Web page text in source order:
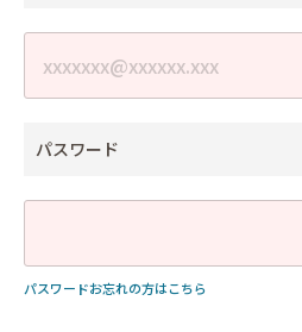
パスワード
パスワードお忘れの方はこちら